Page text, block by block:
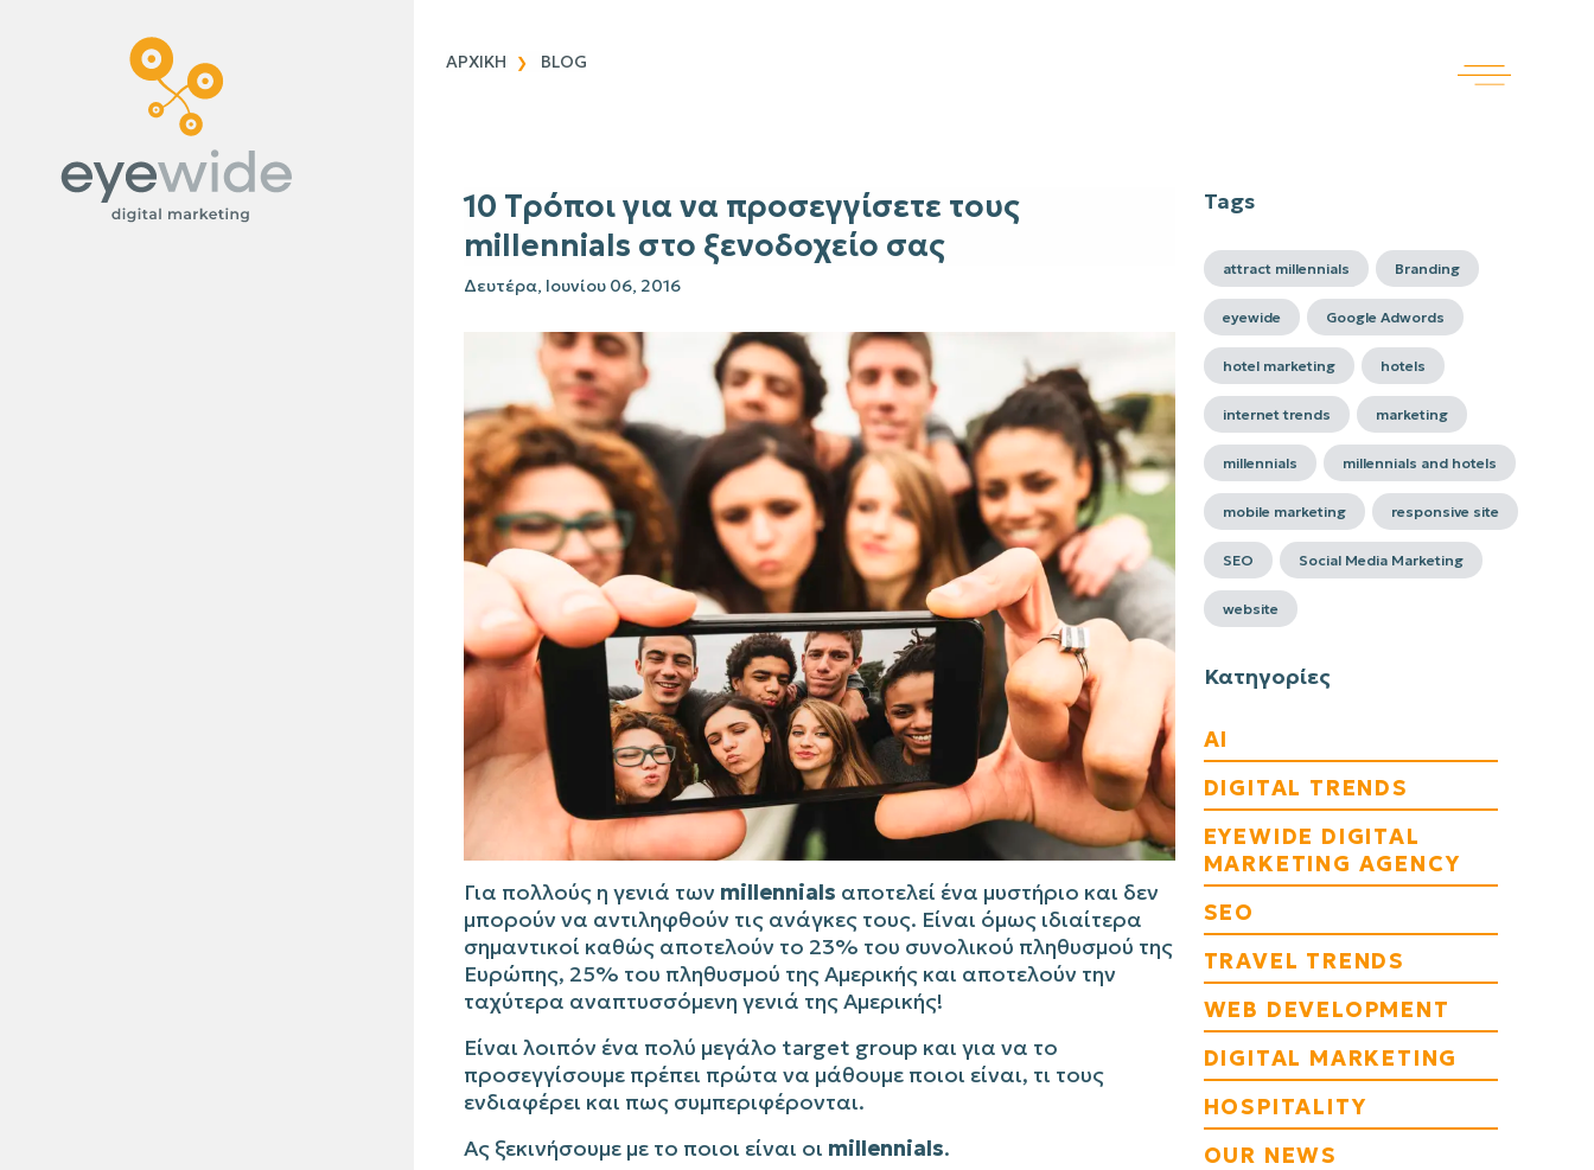
ΑΡΧΙΚΗ BLOG
Blog
10 Tρόποι για να προσεγγίσετε τους
millennials στο ξενοδοχείο σας
Δευτέρα, Ιουνίου 06, 2016
Για πολλούς η γενιά των millennials αποτελεί ένα μυστήριο και δεν
μπορούν να αντιληφθούν τις ανάγκες τους. Είναι όμως ιδιαίτερα
σημαντικοί καθώς αποτελούν το 23% του συνολικού πληθυσμού της
Ευρώπης, 25% του πληθυσμού της Αμερικής και αποτελούν την
ταχύτερα αναπτυσσόμενη γενιά της Αμερικής!
Είναι λοιπόν ένα πολύ μεγάλο target group και για να το
προσεγγίσουμε πρέπει πρώτα να μάθουμε ποιοι είναι, τι τους
ενδιαφέρει και πως συμπεριφέρονται.
Ας ξεκινήσουμε με το ποιοι είναι οι millennials.
Tags
attract millennials Branding
eyewide Google Adwords
hotel marketing hotels
internet trends marketing
millennials millennials and hotels
mobile marketing responsive site
SEO Social Media Marketing
website
Κατηγορίες
AI
DIGITAL TRENDS
EYEWIDE DIGITAL
MARKETING AGENCY
SEO
TRAVEL TRENDS
WEB DEVELOPMENT
DIGITAL MARKETING
HOSPITALITY
OUR NEWS